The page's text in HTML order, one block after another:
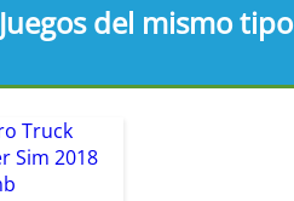
Juegos del mismo tipo